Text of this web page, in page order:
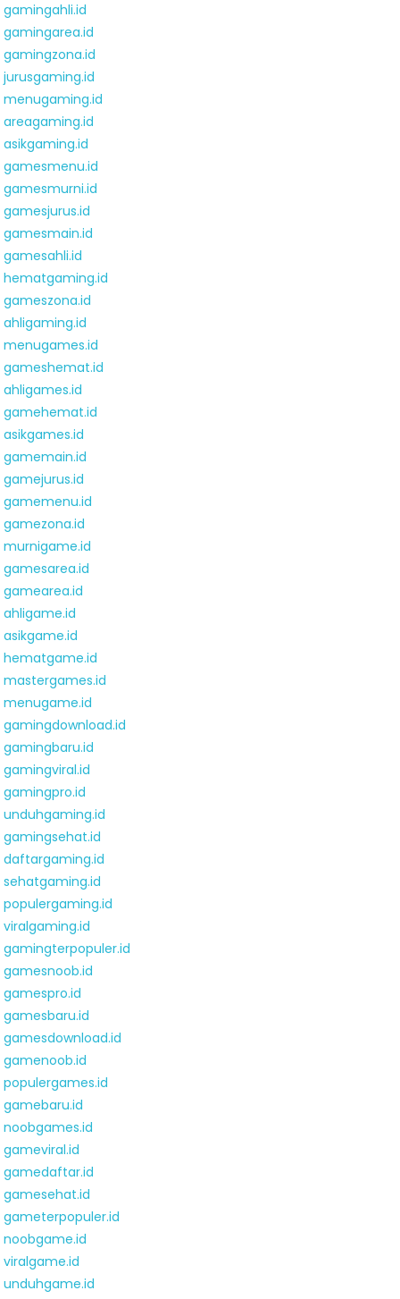
gamingahli.id
gamingarea.id
gamingzona.id
jurusgaming.id
menugaming.id
areagaming.id
asikgaming.id
gamesmenu.id
gamesmurni.id
gamesjurus.id
gamesmain.id
gamesahli.id
hematgaming.id
gameszona.id
ahligaming.id
menugames.id
gameshemat.id
ahligames.id
gamehemat.id
asikgames.id
gamemain.id
gamejurus.id
gamemenu.id
gamezona.id
murnigame.id
gamesarea.id
gamearea.id
ahligame.id
asikgame.id
hematgame.id
mastergames.id
menugame.id
gamingdownload.id
gamingbaru.id
gamingviral.id
gamingpro.id
unduhgaming.id
gamingsehat.id
daftargaming.id
sehatgaming.id
populergaming.id
viralgaming.id
gamingterpopuler.id
gamesnoob.id
gamespro.id
gamesbaru.id
gamesdownload.id
gamenoob.id
populergames.id
gamebaru.id
noobgames.id
gameviral.id
gamedaftar.id
gamesehat.id
gameterpopuler.id
noobgame.id
viralgame.id
unduhgame.id